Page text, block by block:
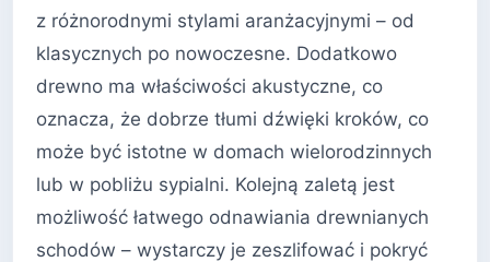
z różnorodnymi stylami aranżacyjnymi – od
klasycznych po nowoczesne. Dodatkowo
drewno ma właściwości akustyczne, co
oznacza, że dobrze tłumi dźwięki kroków, co
może być istotne w domach wielorodzinnych
lub w pobliżu sypialni. Kolejną zaletą jest
możliwość łatwego odnawiania drewnianych
schodów – wystarczy je zeszlifować i pokryć